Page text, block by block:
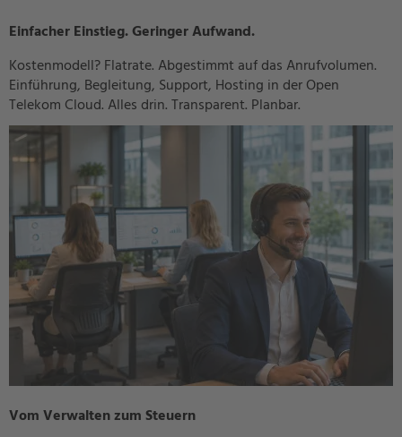
Einfacher Einstieg. Geringer Aufwand.
Kostenmodell? Flatrate. Abgestimmt auf das Anrufvolumen.
Einführung, Begleitung, Support, Hosting in der Open
Telekom Cloud. Alles drin. Transparent. Planbar.
Vom Verwalten zum Steuern